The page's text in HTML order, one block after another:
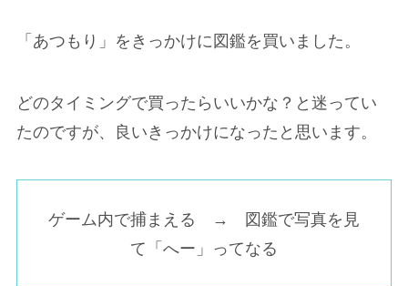
「あつもり」をきっかけに図鑑を買いました。
どのタイミングで買ったらいいかな？と迷ってい
たのですが、良いきっかけになったと思います。
ゲーム内で捕まえる → 図鑑で写真を見
て「へー」ってなる